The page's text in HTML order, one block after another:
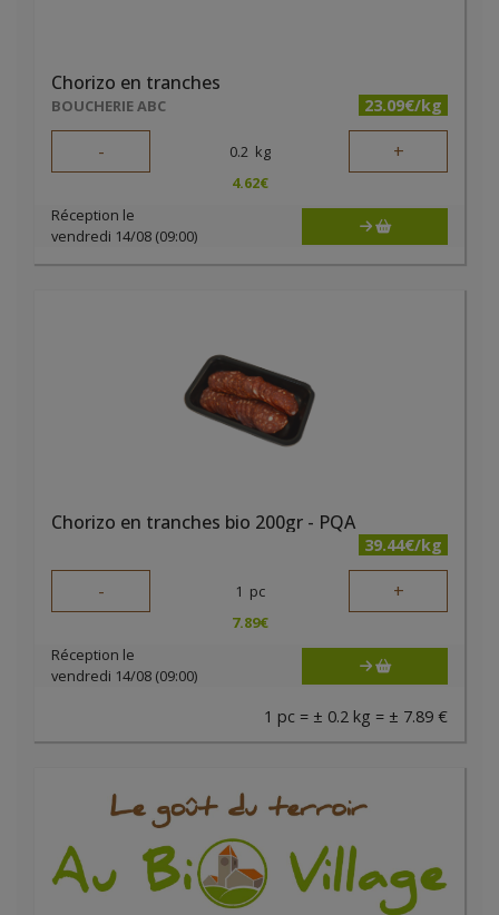
Chorizo en tranches
BOUCHERIE ABC 23.09€/kg
- 0.2 kg +
4.62€
Réception le
vendredi 14/08 (09:00)
Chorizo en tranches bio 200gr - PQA
39.44€/kg
- 1 pc +
7.89€
Réception le
vendredi 14/08 (09:00)
1 pc = ± 0.2 kg = ± 7.89 €